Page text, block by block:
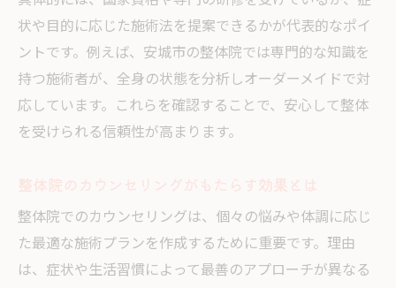
状や目的に応じた施術法を提案できるかが代表的なポイ
ントです。例えば、安城市の整体院では専門的な知識を
持つ施術者が、全身の状態を分析しオーダーメイドで対
応しています。これらを確認することで、安心して整体
を受けられる信頼性が高まります。
整体院でのカウンセリングは、個々の悩みや体調に応じ
た最適な施術プランを作成するために重要です。理由
は、症状や生活習慣によって最善のアプローチが異なる